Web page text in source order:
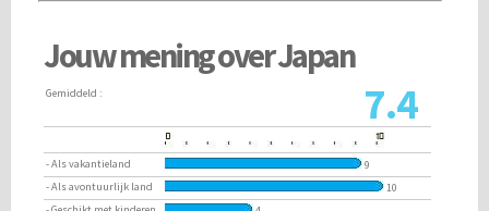
Jouw mening over Japan
Gemiddeld : 7.4
- Als vakantieland
9
- Als avontuurlijk land
10